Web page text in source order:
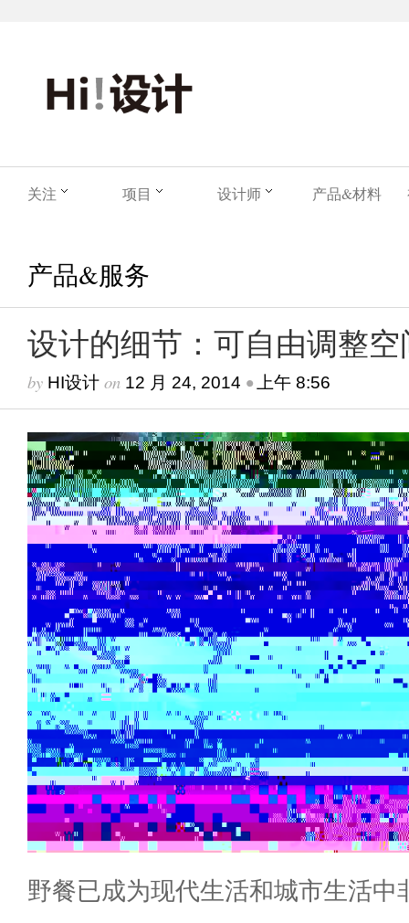
关注 项目 设计师 产品&材料
产品&服务
设计的细节：可自由调整
by HI设计 on 12 月 24, 2014 • 上午 8:56
野餐已成为现代生活和城市生活中